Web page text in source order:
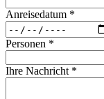
Anreisedatum *
Personen *
Ihre Nachricht *